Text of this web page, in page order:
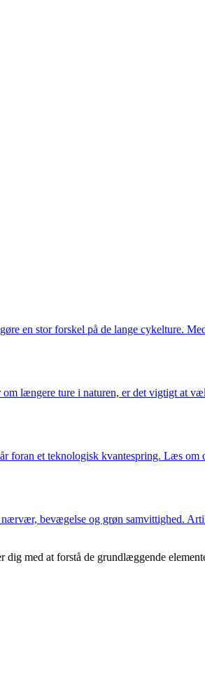
en stor forskel på de lange cykelture.
længere ture i naturen, er det vigtigt at
foran et teknologisk kvantespring. Læs
bevægelse og grøn samvittighed.
med at forstå de grundlæggende